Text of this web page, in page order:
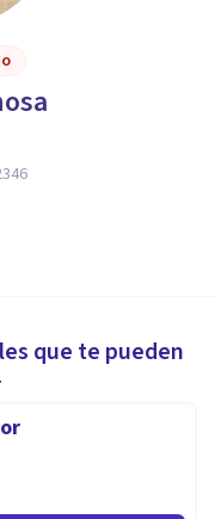
que te pueden